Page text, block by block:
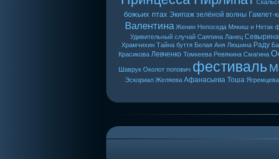
божьих птах Экипаж зелёной волны Гамлет-
Валентина Женин Непоседа Мякиш и Нетак
Удивительный случай Саяпина Ланец Севырина
Храмчихин Тайна буття Белая Аня Люшина Раду
Красикова Левченко Томкеева Ревякина Смагина
Шаврук Околот попович фестиваль
Эскориал Желяева Афанасьева Тоша Ягремцева